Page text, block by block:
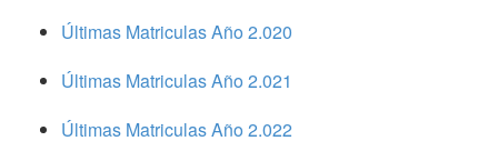
Últimas Matriculas Año 2.020
Últimas Matriculas Año 2.021
Últimas Matriculas Año 2.022